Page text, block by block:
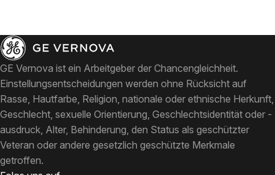
GE Vernova ist ein Arbeitgeber der Chancengleichheit.
Einstellungsentscheidungen werden ohne Rücksicht auf
Rasse, Hautfarbe, Religion, nationale oder ethnische Herkunft,
Geschlecht, sexuelle Orientierung, Geschlechtsidentität oder -
ausdruck, Alter, Behinderung, den Status als geschützter
Veteran oder andere gesetzlich geschützte Merkmale
getroffen.